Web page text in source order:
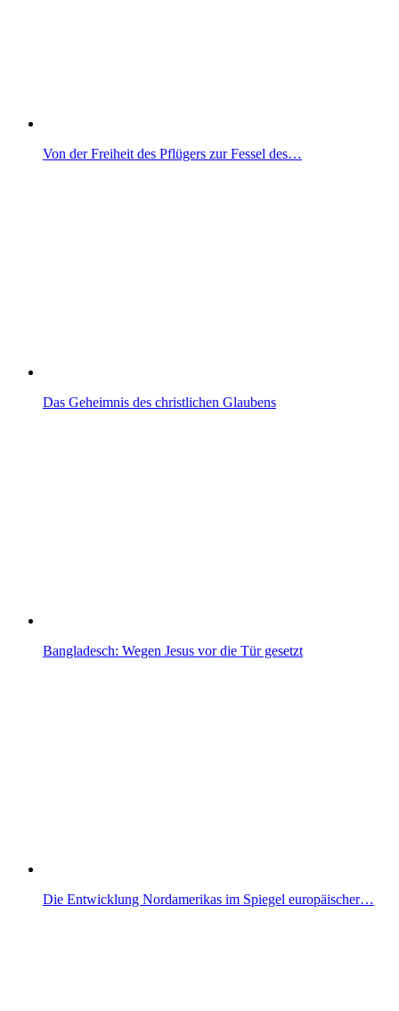
Von der Freiheit des Pflügers zur Fessel des…
Das Geheimnis des christlichen Glaubens
Bangladesch: Wegen Jesus vor die Tür gesetzt
Die Entwicklung Nordamerikas im Spiegel europäischer…